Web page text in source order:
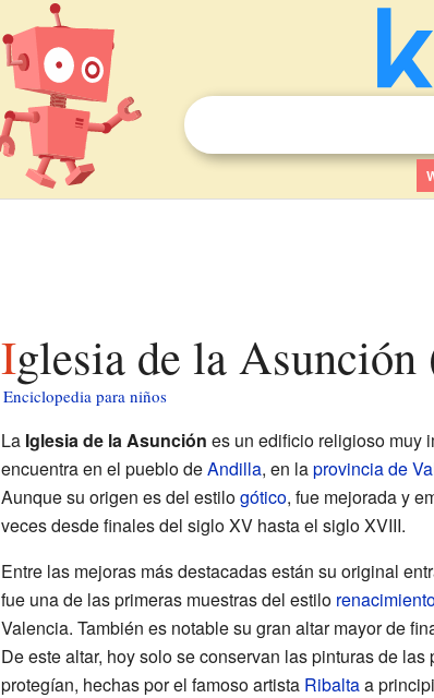
Iglesia de la
Enciclopedia para niños
La Iglesia de la Asunción es un edificio religioso muy
encuentra en el pueblo deAndilla, en laprovincia de
Aunque su origen es del estilogótico, fue mejorada y
veces desde finales del siglo XV hasta el siglo XVIII.
Entre las mejoras más destacadas están su original
fue una de las primeras muestras del estilo
Valencia. También es notable su gran altar mayor de
De este altar, hoy solo se conservan las pinturas de las
protegían, hechas por el famoso artista Ribaltaa